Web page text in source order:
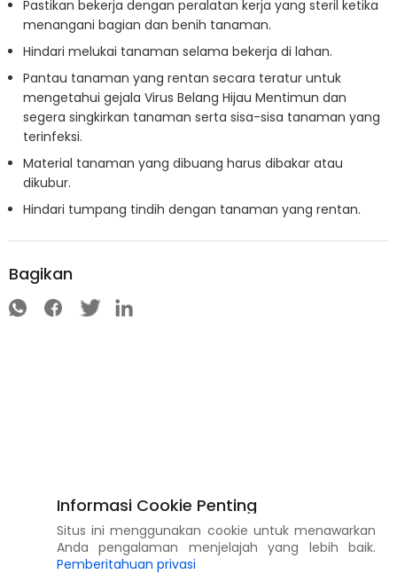
Pastikan bekerja dengan peralatan kerja yang steril ketika
menangani bagian dan benih tanaman.
Hindari melukai tanaman selama bekerja di lahan.
Pantau tanaman yang rentan secara teratur untuk
mengetahui gejala Virus Belang Hijau Mentimun dan
segera singkirkan tanaman serta sisa-sisa tanaman yang
terinfeksi.
Material tanaman yang dibuang harus dibakar atau
dikubur.
Hindari tumpang tindih dengan tanaman yang rentan.
Bagikan
Informasi Cookie Penting
Situs ini menggunakan cookie untuk menawarkan
Anda pengalaman menjelajah yang lebih baik.
Pemberitahuan privasi